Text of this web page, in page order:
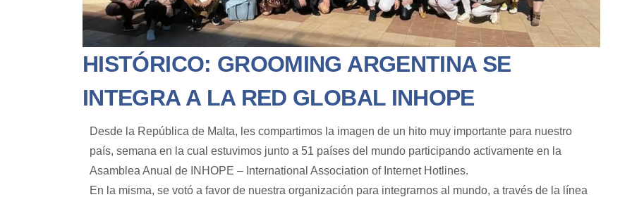
HISTÓRICO: GROOMING ARGENTINA SE
INTEGRA A LA RED GLOBAL INHOPE
Desde la República de Malta, les compartimos la imagen de un hito muy importante para nuestro
país, semana en la cual estuvimos junto a 51 países del mundo participando activamente en la
Asamblea Anual de INHOPE – International Association of Internet Hotlines.
En la misma, se votó a favor de nuestra organización para integrarnos al mundo, a través de la línea